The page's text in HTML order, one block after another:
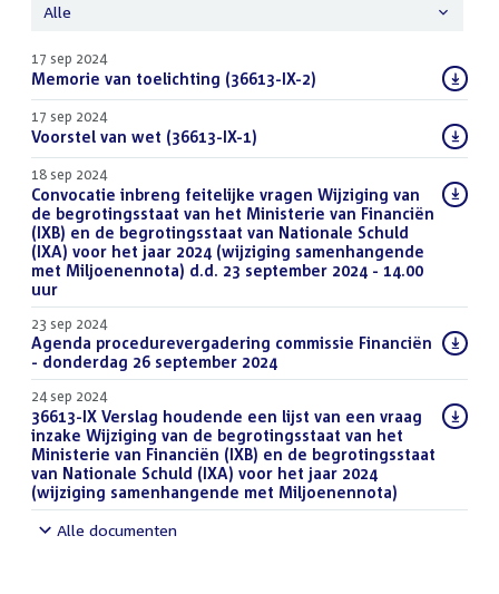
Alle
17 sep 2024
Download
bestand:
Memorie van toelichting (36613-IX-2)
17 sep 2024
Download
bestand:
Voorstel van wet (36613-IX-1)
18 sep 2024
Download
bestand:
Convocatie inbreng feitelijke vragen Wijziging van
de begrotingsstaat van het Ministerie van Financiën
(IXB) en de begrotingsstaat van Nationale Schuld
(IXA) voor het jaar 2024 (wijziging samenhangende
met Miljoenennota) d.d. 23 september 2024 - 14.00
uur
23 sep 2024
Download
bestand:
Agenda procedurevergadering commissie Financiën
- donderdag 26 september 2024
24 sep 2024
Download
bestand:
36613-IX Verslag houdende een lijst van een vraag
inzake Wijziging van de begrotingsstaat van het
Ministerie van Financiën (IXB) en de begrotingsstaat
van Nationale Schuld (IXA) voor het jaar 2024
(wijziging samenhangende met Miljoenennota)
Alle documenten